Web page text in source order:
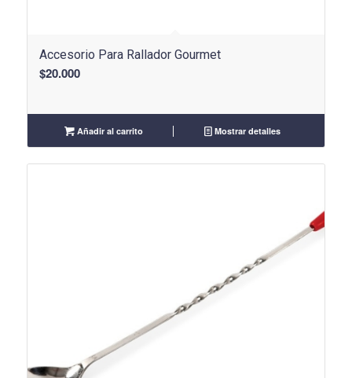
Accesorio Para Rallador Gourmet
$20.000
Añadir al carrito Mostrar detalles